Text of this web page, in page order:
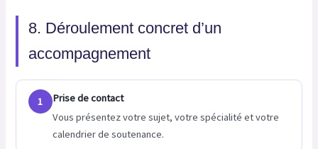
8. Déroulement concret d’un
accompagnement
1
Prise de contact
Vous présentez votre sujet, votre spécialité et votre
calendrier de soutenance.